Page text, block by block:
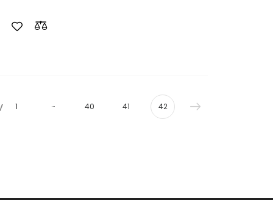
1 … 40 41 42